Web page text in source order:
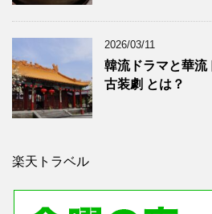
2026/03/11
韓流ドラマと華流
古装劇 とは？
楽天トラベル